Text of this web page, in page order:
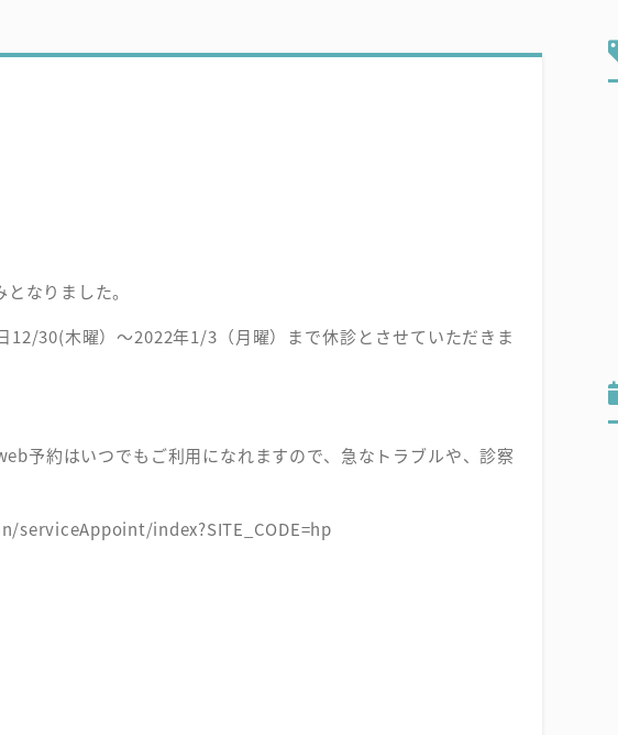
なりました。
12/30(木曜）～2022年1/3（月曜）まで休診とさせていただきま
予約はいつでもご利用になれますので、急なトラブルや、診察
index?SITE_CODE=hp